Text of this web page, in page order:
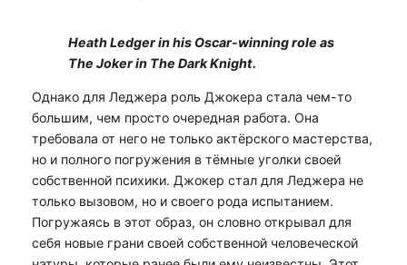
Heath Ledger in his Oscar-winning role as
The Joker in The Dark Knight.
Однако для Леджера роль Джокера стала чем-то
большим, чем просто очередная работа. Она
требовала от него не только актёрского мастерства,
но и полного погружения в тёмные уголки своей
собственной психики. Джокер стал для Леджера не
только вызовом, но и своего рода испытанием.
Погружаясь в этот образ, он словно открывал для
себя новые грани своей собственной человеческой